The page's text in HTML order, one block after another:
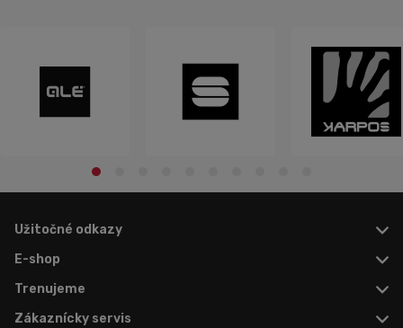
Užitočné odkazy
E-shop
Trenujeme
Zákaznícky servis